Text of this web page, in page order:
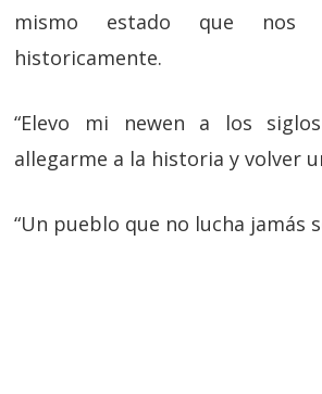
mismo estado que nos
historicamente.
“Elevo mi newen a los
allegarme a la historia y volver
“Un pueblo que no lucha jamás